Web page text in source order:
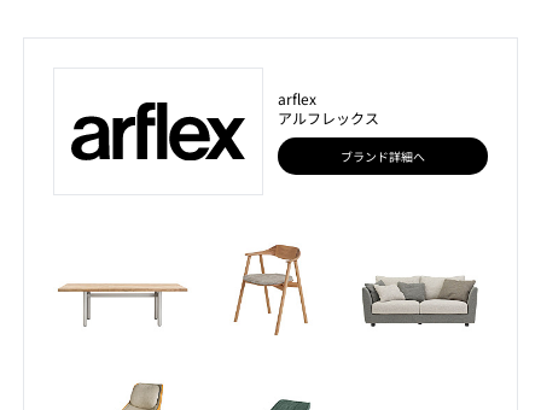
arflex
アルフレックス
ブランド詳細へ